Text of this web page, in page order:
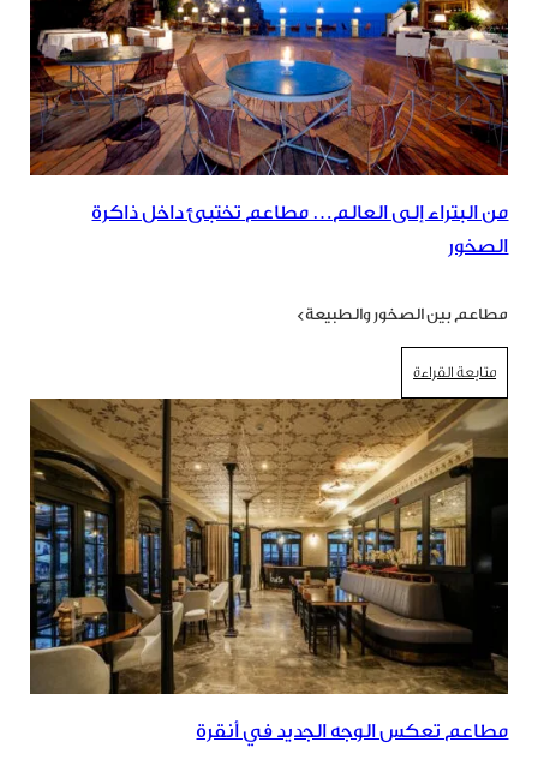
من البتراء إلى العالم… مطاعم تختبئ داخل ذاكرة
الصخور
مطاعم بين الصخور والطبيعة>
متابعة القراءة
مطاعم تعكس الوجه الجديد في أنقرة